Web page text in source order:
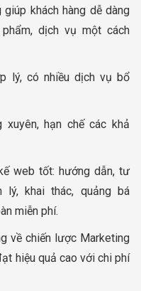
khách hàng dễ dàng
dịch vụ một cách
lý, có nhiều dịch vụ bổ
hạn chế các khả
web tốt: hướng dẫn, tư
lý, khai thác, quảng bá
miễn phí.
về chiến lược Marketing
hiệu quả cao với chi phí